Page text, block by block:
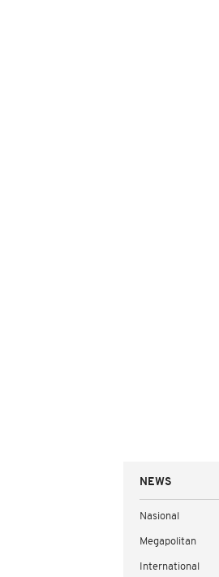
NEWS
Nasional
Megapolitan
International